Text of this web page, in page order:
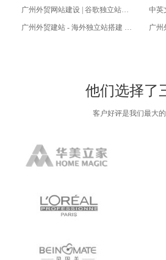
始，逐步实现成功！
站 |
广州外贸网站建设 | 谷歌独立站建
站 | 划重点
中英
国
广州外贸建站 - 海外独立站搭建 -
广州
他们选择了
客户好评是我们最大